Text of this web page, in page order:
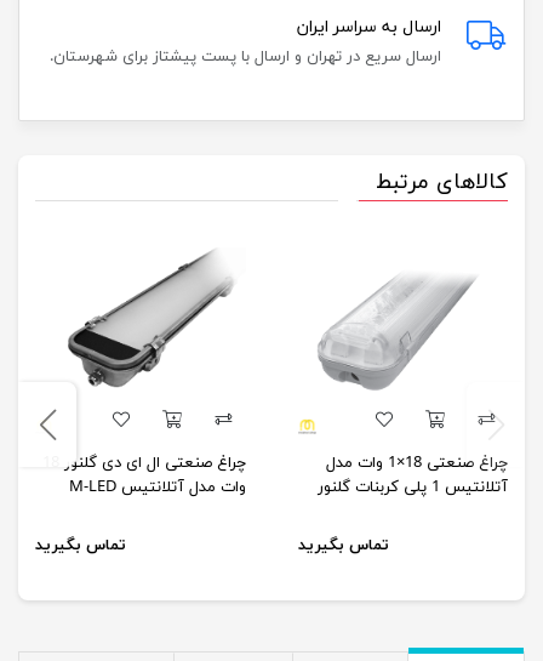
ارسال به سراسر ایران
ارسال سریع در تهران و ارسال با پست پیشتاز برای شهرستان.
کالاهای مرتبط
چراغ صنعتی 18×1 وات مدل
آتلانتیس 1 پلی کربنات گلنور
تماس بگیرید
وات مدل آتلانتیس M-LED
تماس بگیرید